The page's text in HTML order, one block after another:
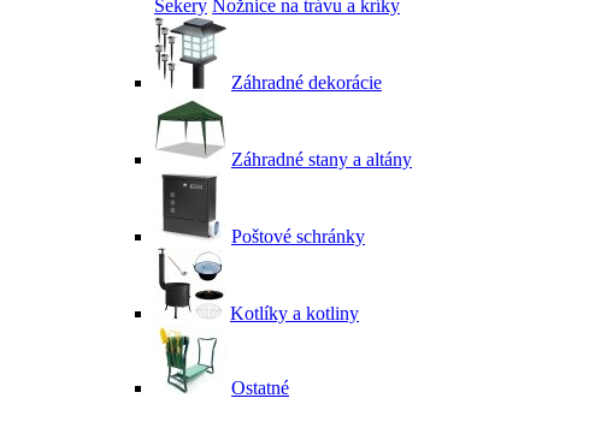
Sekery Nožnice na trávu a kríky
Záhradné dekorácie
Záhradné stany a altány
Poštové schránky
Kotlíky a kotliny
Ostatné